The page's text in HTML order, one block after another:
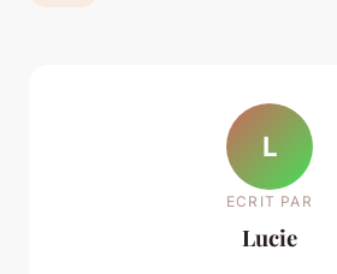
L
ECRIT PAR
Lucie